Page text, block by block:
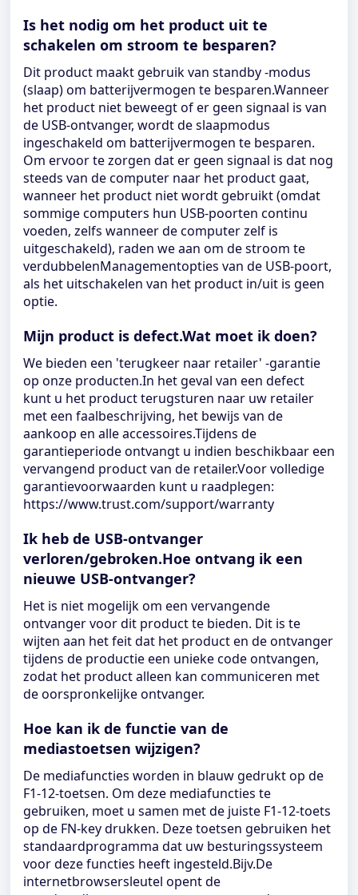
Is het nodig om het product uit te
schakelen om stroom te besparen?
Dit product maakt gebruik van standby -modus
(slaap) om batterijvermogen te besparen.Wanneer
het product niet beweegt of er geen signaal is van
de USB-ontvanger, wordt de slaapmodus
ingeschakeld om batterijvermogen te besparen.
Om ervoor te zorgen dat er geen signaal is dat nog
steeds van de computer naar het product gaat,
wanneer het product niet wordt gebruikt (omdat
sommige computers hun USB-poorten continu
voeden, zelfs wanneer de computer zelf is
uitgeschakeld), raden we aan om de stroom te
verdubbelenManagementopties van de USB-poort,
als het uitschakelen van het product in/uit is geen
optie.
Mijn product is defect.Wat moet ik doen?
We bieden een 'terugkeer naar retailer' -garantie
op onze producten.In het geval van een defect
kunt u het product terugsturen naar uw retailer
met een faalbeschrijving, het bewijs van de
aankoop en alle accessoires.Tijdens de
garantieperiode ontvangt u indien beschikbaar een
vervangend product van de retailer.Voor volledige
garantievoorwaarden kunt u raadplegen:
https://www.trust.com/support/warranty
Ik heb de USB-ontvanger
verloren/gebroken.Hoe ontvang ik een
nieuwe USB-ontvanger?
Het is niet mogelijk om een ​​vervangende
ontvanger voor dit product te bieden. Dit is te
wijten aan het feit dat het product en de ontvanger
tijdens de productie een unieke code ontvangen,
zodat het product alleen kan communiceren met
de oorspronkelijke ontvanger.
Hoe kan ik de functie van de
mediastoetsen wijzigen?
De mediafuncties worden in blauw gedrukt op de
F1-12-toetsen. Om deze mediafuncties te
gebruiken, moet u samen met de juiste F1-12-toets
op de FN-key drukken. Deze toetsen gebruiken het
standaardprogramma dat uw besturingssysteem
voor deze functies heeft ingesteld.Bijv.De
internetbrowsersleutel opent de